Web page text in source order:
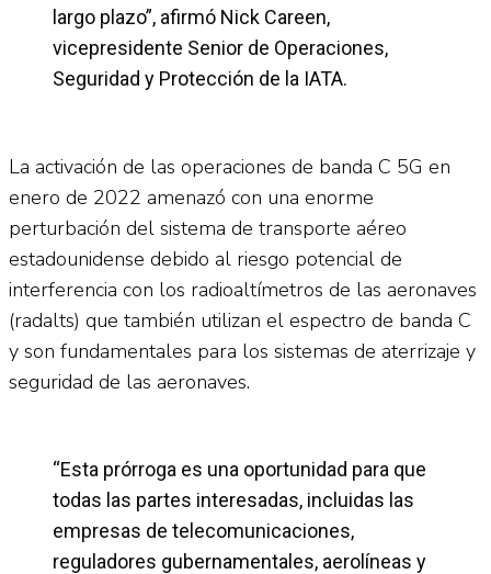
largo plazo”, afirmó Nick Careen,
vicepresidente Senior de Operaciones,
Seguridad y Protección de la IATA.
La activación de las operaciones de banda C 5G en
enero de 2022 amenazó con una enorme
perturbación del sistema de transporte aéreo
estadounidense debido al riesgo potencial de
interferencia con los radioaltímetros de las aeronaves
(radalts) que también utilizan el espectro de banda C
y son fundamentales para los sistemas de aterrizaje y
seguridad de las aeronaves.
“Esta prórroga es una oportunidad para que
todas las partes interesadas, incluidas las
empresas de telecomunicaciones,
reguladores gubernamentales, aerolíneas y